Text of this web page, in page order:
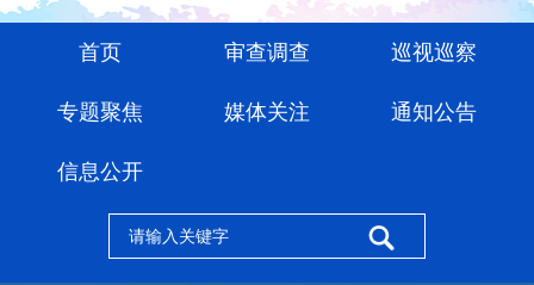
首页 审查调查 巡视巡察
专题聚焦 媒体关注 通知公告
信息公开